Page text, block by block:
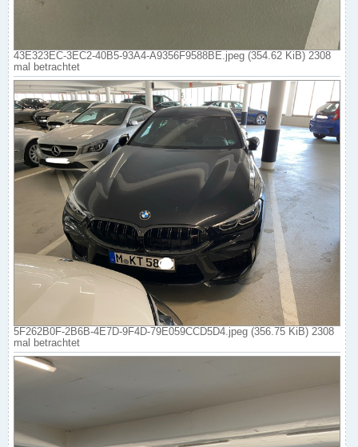
43E323EC-3EC2-40B5-93A4-A9356F9588BE.jpeg (354.62 KiB) 2308
mal betrachtet
5F262B0F-2B6B-4E7D-9F4D-79E059CCD5D4.jpeg (356.75 KiB) 2308
mal betrachtet